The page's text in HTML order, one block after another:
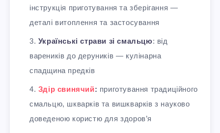
інструкція приготування та зберігання —
деталі витоплення та застосування
Українські страви зі смальцю: від
вареників до деруників — кулінарна
спадщина предків
Здір свинячий: приготування традиційного
смальцю, шкварків та вишкварків з науково
доведеною користю для здоров’я